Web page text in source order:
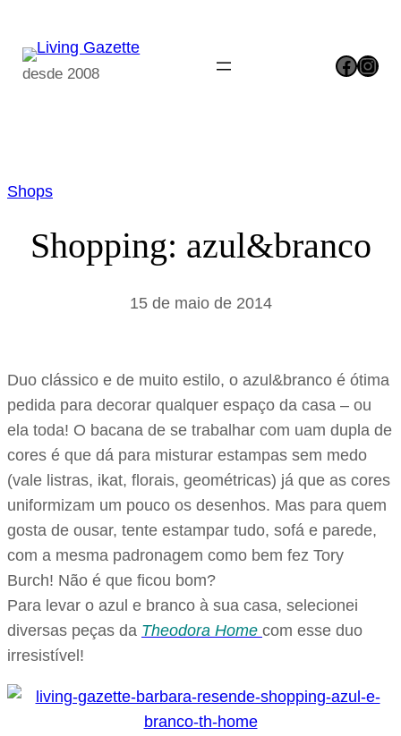
para
desde 2008 Facebook Instagram
Shops
Shopping: azul&branco
15 de maio de 2014
Duo clássico e de muito estilo, o azul&branco é ótima
pedida para decorar qualquer espaço da casa – ou
ela toda! O bacana de se trabalhar com uam dupla de
cores é que dá para misturar estampas sem medo
(vale listras, ikat, florais, geométricas) já que as cores
uniformizam um pouco os desenhos. Mas para quem
gosta de ousar, tente estampar tudo, sofá e parede,
com a mesma padronagem como bem fez Tory
Burch! Não é que ficou bom?
Para levar o azul e branco à sua casa, selecionei
diversas peças da Theodora Home com esse duo
irresistível!